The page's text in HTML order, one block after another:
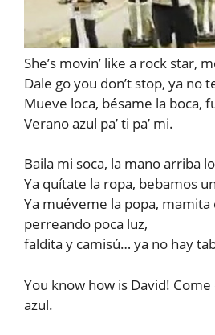
She’s movin’ like a rock star,
Dale go you don’t stop, ya no
Mueve loca, bésame la boca,
Verano azul pa’ ti pa’ mi.
Baila mi soca, la mano arriba
Ya quítate la ropa, bebamos
Ya muéveme la popa, mamita
perreando poca luz,
faldita y camisú… ya no hay
You know how is David!
azul.